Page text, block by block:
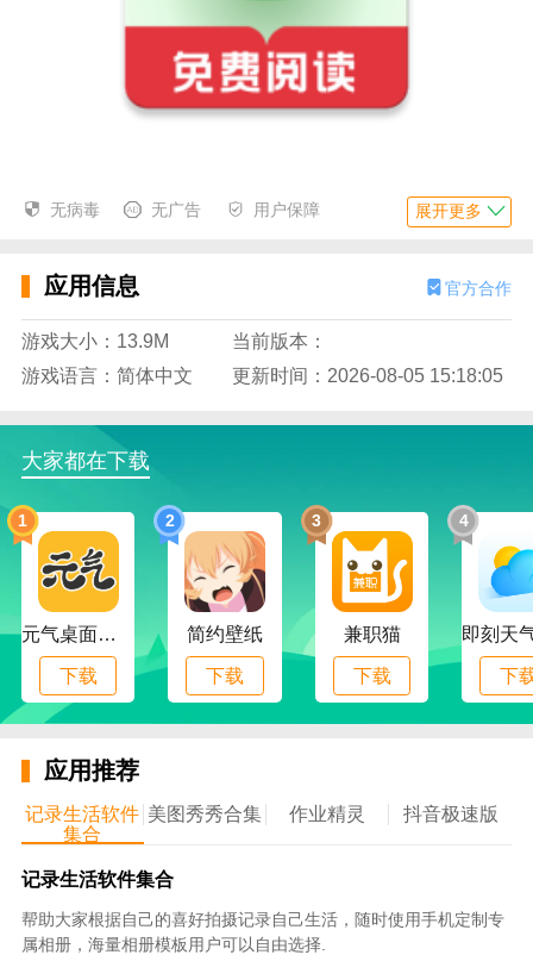
西瓜搜书的应用功能；
1.资源聚合。该应用程序综合聚合了各种资源，提高了
资源使用效率。
2.分类管理。根据不同的分类，这里将对各类资源和服
3.一键搜索，支持用户一键搜索各种小说，节省大量小
4.更新提醒，也为用户提供正在阅读的小说智能更新提
醒服务。
5.高分作品，各类高分作品将通过高分栏目在这里全面
推广。
1.阅读主题，可以在这里更自由的选择阅读主题，这样
阅读进度会更顺畅。
2.书单查看，通过方便查看各种书单等。，各种高质量
的作品都能轻松掌握。
无病毒 无广告 用户保障 展开更多
应用信息 官方合作
游戏大小：13.9M
当前版本：
游戏语言：简体中文
更新时间：2026-08-05 15:18:05
大家都在下载
1
元气桌面下载
下载
2
简约壁纸
下载
3
兼职猫
下载
4
下
应用推荐
记录生活软件
集合
美图秀秀合集 作业精灵 抖音极速版
记录生活软件集合
帮助大家根据自己的喜好拍摄记录自己生活，随时使用手机定制专
属相册，海量相册模板用户可以自由选择.